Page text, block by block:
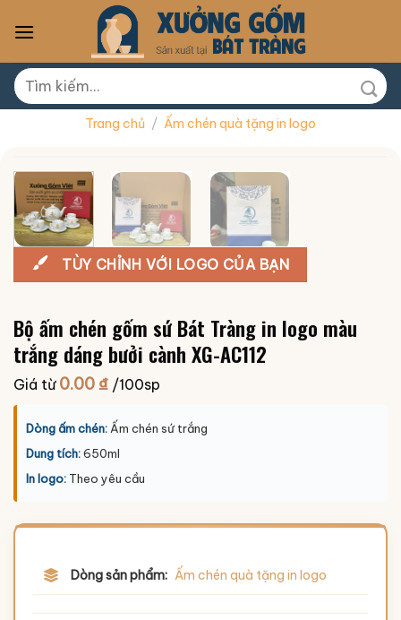
Tìm
kiếm:
Trang chủ / Ấm chén quà tặng in logo
TÙY CHỈNH VỚI LOGO CỦA BẠN
Bộ ấm chén gốm sứ Bát Tràng in logo màu
trắng dáng bưởi cành XG-AC112
Giá từ 0.00₫ /100sp
Dòng ấm chén:Ấm chén sứ trắng
Dung tích:650ml
In logo: Theo yêu cầu
Dòng sản phẩm: Ấm chén quà tặng in logo